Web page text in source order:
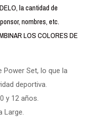
la cantidad de
nombres, etc.
LOS COLORES DE
Set, lo que la
deportiva.
y 12 años.
Large.